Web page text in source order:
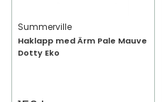
Summerville
Haklapp med Ärm Pale Mauve
Dotty Eko